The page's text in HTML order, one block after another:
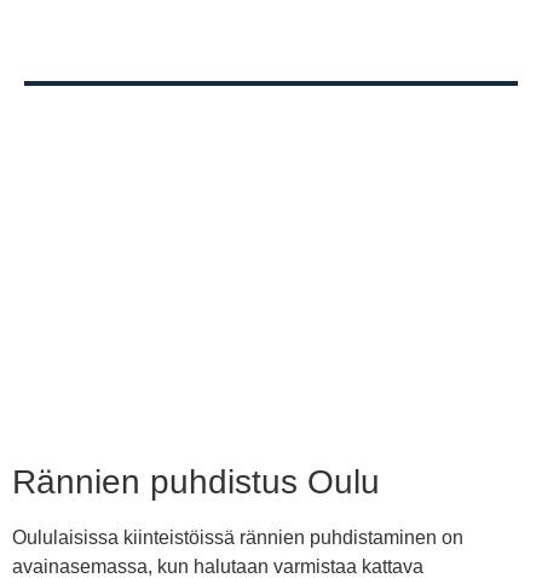
Rännien puhdistus Oulu
Oululaisissa kiinteistöissä rännien puhdistaminen on
avainasemassa, kun halutaan varmistaa kattava